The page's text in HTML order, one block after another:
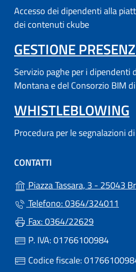
Accesso dei dipendenti alla
dei contenuti ckube
GESTIONE
Servizio paghe per i dipendenti
Montana e del Consorzio BIM
WHISTLEBLOWING
Procedura per le segnalazioni
CONTATTI
Piazza Tassara, 3 - 25043
Telefono: 0364/324011
Fax: 0364/22629
P. IVA: 01766100984
Codice fiscale: